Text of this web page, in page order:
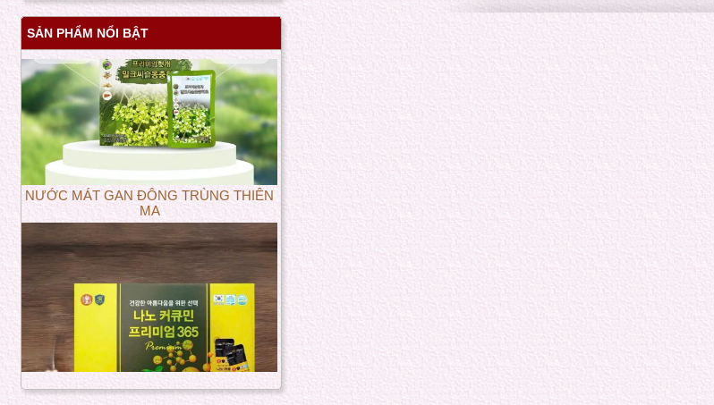
SẢN PHẨM NỔI BẬT
NƯỚC MÁT GAN ĐÔNG TRÙNG THIÊN
MA